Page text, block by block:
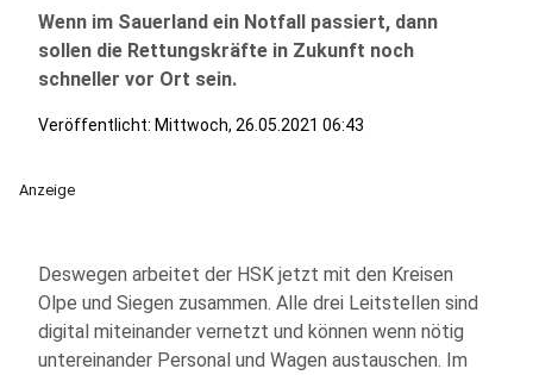
Wenn im Sauerland ein Notfall passiert, dann
sollen die Rettungskräfte in Zukunft noch
schneller vor Ort sein.
Veröffentlicht: Mittwoch, 26.05.2021 06:43
Anzeige
Deswegen arbeitet der HSK jetzt mit den Kreisen
Olpe und Siegen zusammen. Alle drei Leitstellen sind
digital miteinander vernetzt und können wenn nötig
untereinander Personal und Wagen austauschen. Im